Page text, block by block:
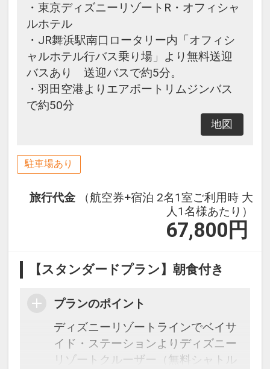
・東京ディズニーリゾートR・オフィシャ
ルホテル
・JR舞浜駅南口ロータリー内「オフィシ
ャルホテル行バス乗り場」より無料送迎
バスあり 送迎バスで約5分。
・羽田空港よりエアポートリムジンバス
で約50分
地図
駐車場あり
旅行代金
（航空券+宿泊 2名1室ご利用時 大
人1名様あたり）
67,800 円
【スタンダードプラン】朝食付き
プランのポイント
ディズニーリゾートラインでベイサ
イド・ステーションよりディズニー
リゾートクルーザー（無料シャトル